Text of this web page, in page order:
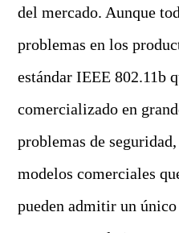
del mercado. Aunque
problemas en los
estándar IEEE 802.11b
comercializado en
problemas de
modelos comerciales
pueden admitir un